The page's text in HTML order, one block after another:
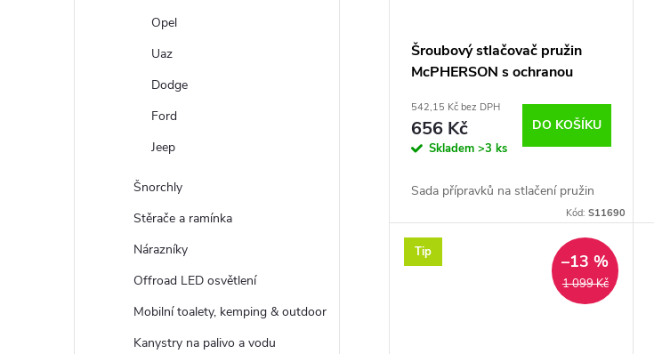
Opel
Uaz
Dodge
Ford
Jeep
Šnorchly
Stěrače a ramínka
Nárazníky
Offroad LED osvětlení
Mobilní toalety, kemping & outdoor
Kanystry na palivo a vodu
Šroubový stlačovač pružin
McPHERSON s ochranou
542,15 Kč bez DPH
656 Kč
Skladem >3 ks
DO KOŠÍKU
Sada přípravků na stlačení pružin
Kód:S11690
Tip
1 099 Kč
–13 %